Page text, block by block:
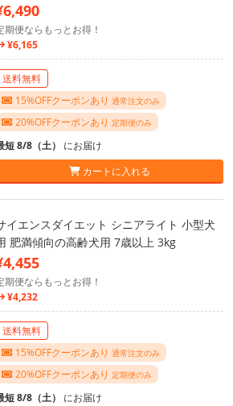
期便ならもっとお得！
¥6,165
送料無料
15%OFFクーポンあり 通常注文のみ
20%OFFクーポンあり 定期便のみ
短 8/8（土） にお届け
カートに入れる
イエンスダイエット シニアライト 小型犬
肥満傾向の高齢犬用 7歳以上 3kg
期便ならもっとお得！
¥4,232
送料無料
15%OFFクーポンあり 通常注文のみ
20%OFFクーポンあり 定期便のみ
短 8/8（土） にお届け